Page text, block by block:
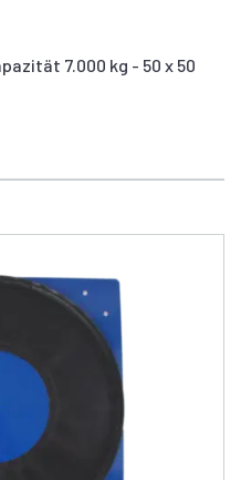
7.000 kg - 50 x 50